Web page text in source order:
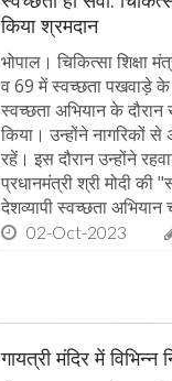
किया श्रमदान
भोपाल। चिकित्सा शिक्षा
व 69 में स्वच्छता पखवाड़े के
स्वच्छता अभियान के
किया। उन्होंने नागरिकों
रहें। इस दौरान उन्होंने
प्रधानमंत्री श्री मोदी
देशव्यापी स्वच्छता अभियान
02-Oct-2023
गायत्री मंदिर में विभिन्न